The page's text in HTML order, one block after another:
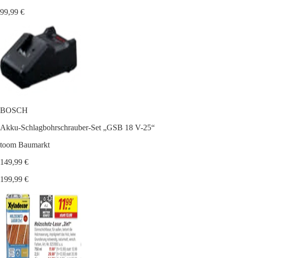
99,99 €
BOSCH
Akku-Schlagbohrschrauber-Set „GSB 18 V-25“
toom Baumarkt
149,99 €
199,99 €